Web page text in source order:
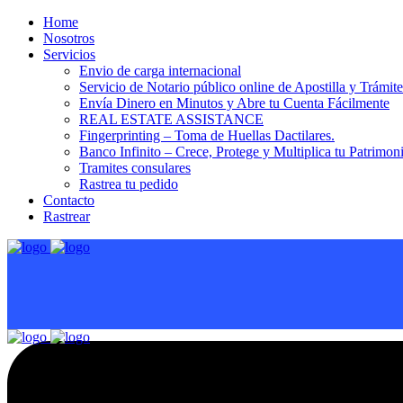
Home
Nosotros
Servicios
Envio de carga internacional
Servicio de Notario público online de Apostilla y
Envía Dinero en Minutos y Abre tu Cuenta Fácilmente
REAL ESTATE ASSISTANCE
Fingerprinting – Toma de Huellas Dactilares.
Banco Infinito – Crece, Protege y Multiplica tu
Tramites consulares
Rastrea tu pedido
Contacto
Rastrear